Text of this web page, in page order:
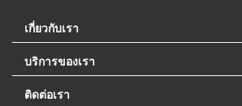
เกี่ยวกับเรา
บริการของเรา
ติดต่อเรา